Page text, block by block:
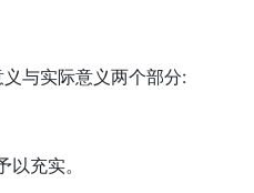
与实际意义两个部分:
充实。